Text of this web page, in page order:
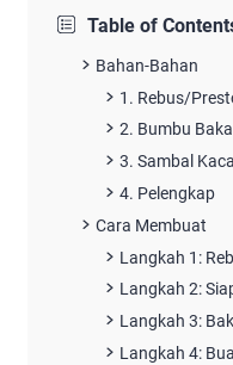
Table of
Bahan-Bahan
1. Rebus/
2. Bumbu
3. Sambal
4. Pelengkap
Cara Membuat
Langkah 1:
Langkah 2:
Langkah 3:
Langkah 4: